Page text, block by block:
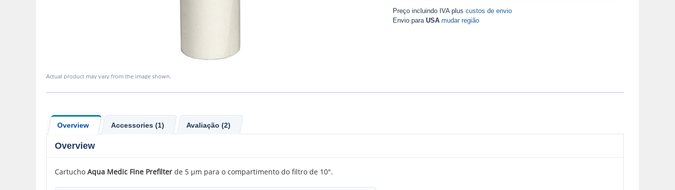
Actual product may vary from the image shown.
Preço incluindo IVA plus custos de envio
Envio para USA mudar região
Overview Accessories (1) Avaliação (2)
Overview
Cartucho Aqua Medic Fine Prefilter de 5 µm para o compartimento do filtro de 10".